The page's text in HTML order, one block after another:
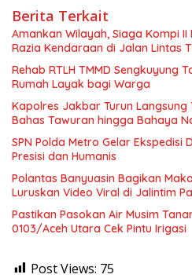
Berita Terkait
Amankan Wilayah, Siaga Kompi
Razia Kendaraan di Jalan Lintas
Rehab RTLH TMMD Sengkuyung
Rumah Layak bagi Warga
Kapolres Jakbar Turun Langsung
Bahas Tawuran hingga Bahaya
SPN Polda Metro Gelar Ekspedisi
Presisi dan Humanis
Polantas Banyuasin Bagikan
Luruskan Video Viral di Jalintim
Pastikan Pasokan Air Musim
0103/Aceh Utara Cek Pintu Irigasi
Post Views: 75